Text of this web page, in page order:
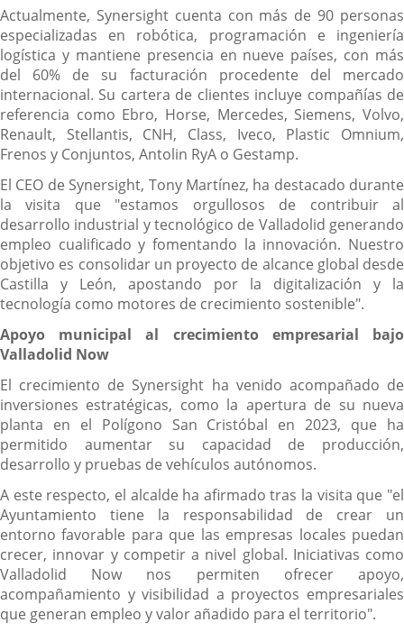
Actualmente, Synersight cuenta con más de 90 personas
especializadas en robótica, programación e ingeniería
logística y mantiene presencia en nueve países, con más
del 60% de su facturación procedente del mercado
internacional. Su cartera de clientes incluye compañías de
referencia como Ebro, Horse, Mercedes, Siemens, Volvo,
Renault, Stellantis, CNH, Class, Iveco, Plastic Omnium,
Frenos y Conjuntos, Antolin RyA o Gestamp.
El CEO de Synersight, Tony Martínez, ha destacado durante
la visita que "estamos orgullosos de contribuir al
desarrollo industrial y tecnológico de Valladolid generando
empleo cualificado y fomentando la innovación. Nuestro
objetivo es consolidar un proyecto de alcance global desde
Castilla y León, apostando por la digitalización y la
tecnología como motores de crecimiento sostenible".
Apoyo municipal al crecimiento empresarial bajo
Valladolid Now
El crecimiento de Synersight ha venido acompañado de
inversiones estratégicas, como la apertura de su nueva
planta en el Polígono San Cristóbal en 2023, que ha
permitido aumentar su capacidad de producción,
desarrollo y pruebas de vehículos autónomos.
A este respecto, el alcalde ha afirmado tras la visita que "el
Ayuntamiento tiene la responsabilidad de crear un
entorno favorable para que las empresas locales puedan
crecer, innovar y competir a nivel global. Iniciativas como
Valladolid Now nos permiten ofrecer apoyo,
acompañamiento y visibilidad a proyectos empresariales
que generan empleo y valor añadido para el territorio".